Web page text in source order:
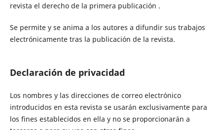
revista el derecho de la primera publicación .
Se permite y se anima a los autores a difundir sus trabajos
electrónicamente tras la publicación de la revista.
Declaración de privacidad
Los nombres y las direcciones de correo electrónico
introducidos en esta revista se usarán exclusivamente para
los fines establecidos en ella y no se proporcionarán a